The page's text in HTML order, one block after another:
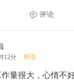
评论
12分 精选
作量很大，心情不